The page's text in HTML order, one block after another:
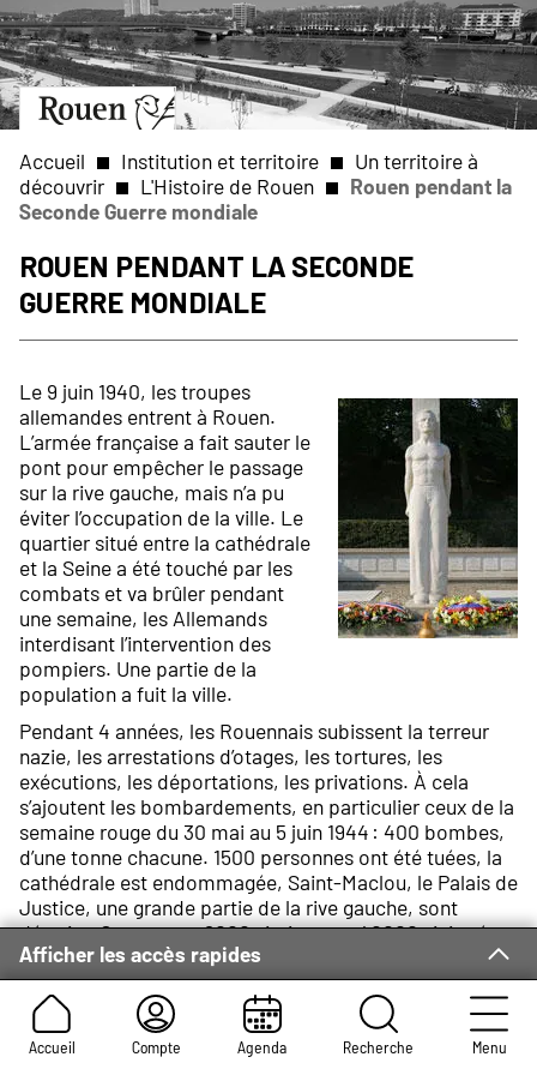
Aller
au
contenu
principal
Aller
à
la
page
d’accueil
Slide
1
of
1
Accueil Compte Agenda Recherche Menu
d'Ariane
Accueil Institution et territoire
Un territoire à
découvrir
L'Histoire de Rouen
Rouen pendant la
Seconde Guerre mondiale
Rouen pendant la Seconde
Guerre mondiale
Afficher les accès rapides
Le 9 juin 1940, les troupes
allemandes entrent à Rouen.
L’armée française a fait sauter le
pont pour empêcher le passage
sur la rive gauche, mais n’a pu
éviter l’occupation de la ville. Le
quartier situé entre la cathédrale
et la Seine a été touché par les
combats et va brûler pendant
une semaine, les Allemands
interdisant l’intervention des
pompiers. Une partie de la
population a fuit la ville.
Pendant 4 années, les Rouennais subissent la terreur
nazie, les arrestations d’otages, les tortures, les
exécutions, les déportations, les privations. À cela
s’ajoutent les bombardements, en particulier ceux de la
semaine rouge du 30 mai au 5 juin 1944 : 400 bombes,
d’une tonne chacune. 1500 personnes ont été tuées, la
cathédrale est endommagée, Saint-Maclou, le Palais de
Justice, une grande partie de la rive gauche, sont
détruits. On compte 2000 victimes et 40000 sinistrés.
Le 30 août 1944, les Canadiens libèrent Rouen. La ville
est un champ de ruines.